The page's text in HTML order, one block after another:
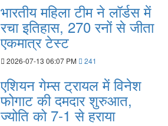
भारतीय महिला टीम ने लॉर्डस में
रचा इतिहास, 270 रनों से जीता
एकमात्र टेस्ट
2026-07-13 06:07 PM 241
एशियन गेम्स ट्रायल में विनेश
फोगाट की दमदार शुरुआत,
ज्योति को 7-1 से हराया